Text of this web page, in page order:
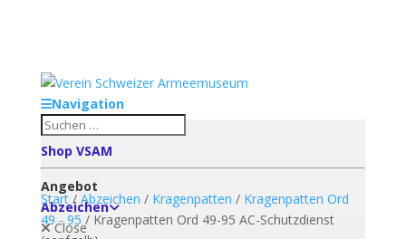
Navigation
Zum Verein VSAM
Shop VSAM
Angebot
Abzeichen
Close
Start/ Abzeichen / Kragenpatten / Kragenpatten Ord
49 - 95 / Kragenpatten Ord 49-95 AC-Schutzdienst